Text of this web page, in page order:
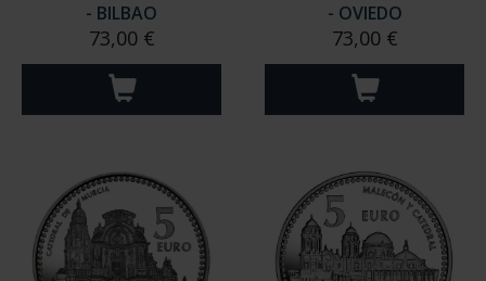
- BILBAO
73,00 €
- OVIEDO
73,00 €